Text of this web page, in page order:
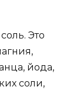
Это
йода,
соли,